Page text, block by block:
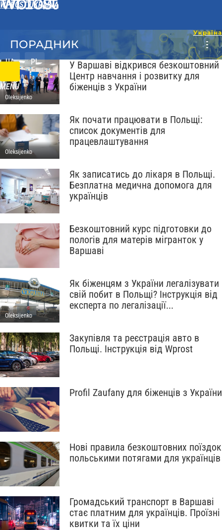
WPROST UKRAINA
UA PL
MENU
ПОРАДНИК
Oleksijenko
У Варшаві відкрився безкоштовний
Центр навчання і розвитку для
біженців з України
Oleksijenko
Як почати працювати в Польщі:
список документів для
працевлаштування
Як записатись до лікаря в Польщі.
Безплатна медична допомога для
українців
Безкоштовний курс підготовки до
пологів для матерів мігранток у
Варшаві
Oleksijenko
Як біженцям з України легалізувати
свій побит в Польщі? Інструкція від
експерта по легалізації...
Закупівля та реєстрація авто в
Польщі. Інструкція від Wprost
Profil Zaufany для біженців з України
Нові правила безкоштовних поїздок
польськими потягами для українців
Громадський транспорт в Варшаві
стає платним для українців. Проїзні
квитки та їх ціни